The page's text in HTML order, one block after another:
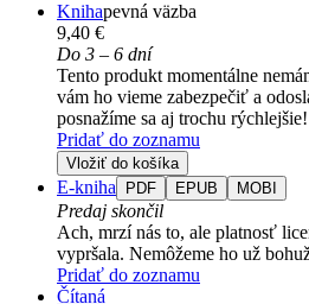
Knihapevná väzba
9,40 €
Do 3 – 6 dní
Tento produkt momentálne
vám ho vieme zabezpečiť a
posnažíme sa aj trochu rýchlejšie!
Pridať do zoznamu
Vložiť do košíka
E-kniha PDF EPUB MOBI
Predaj skončil
Ach, mrzí nás to, ale platnosť
vypršala. Nemôžeme ho už
Pridať do zoznamu
Čítaná